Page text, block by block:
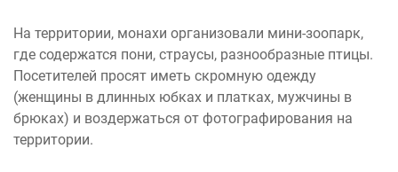
На территории, монахи организовали мини-зоопарк,
где содержатся пони, страусы, разнообразные птицы.
Посетителей просят иметь скромную одежду
(женщины в длинных юбках и платках, мужчины в
брюках) и воздержаться от фотографирования на
территории.